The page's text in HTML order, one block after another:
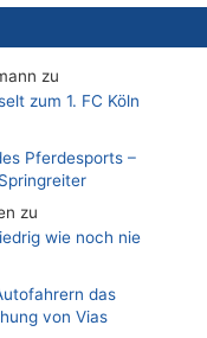
zu
zum 1. FC Köln
Pferdesports –
zu
wie noch nie
das
von Vias